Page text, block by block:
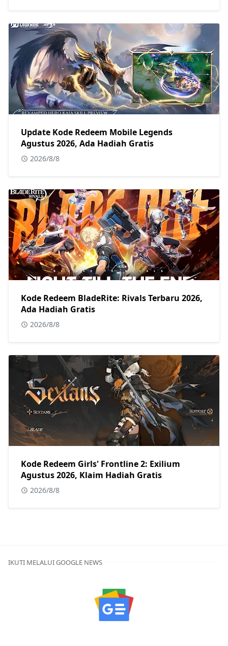
Update Kode Redeem Mobile Legends
Agustus 2026, Ada Hadiah Gratis
2026/8/8
Kode Redeem BladeRite: Rivals Terbaru 2026,
Ada Hadiah Gratis
2026/8/8
Kode Redeem Girls' Frontline 2: Exilium
Agustus 2026, Klaim Hadiah Gratis
2026/8/8
IKUTI MELALUI GOOGLE NEWS